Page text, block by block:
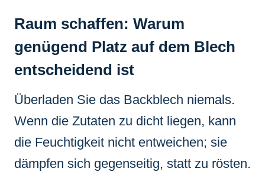
Raum schaffen: Warum
genügend Platz auf dem Blech
entscheidend ist
Überladen Sie das Backblech niemals.
Wenn die Zutaten zu dicht liegen, kann
die Feuchtigkeit nicht entweichen; sie
dämpfen sich gegenseitig, statt zu rösten.